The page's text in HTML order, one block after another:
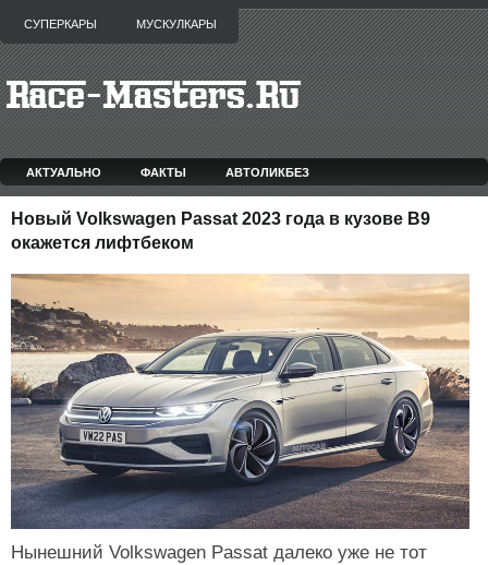
СУПЕРКАРЫ МУСКУЛКАРЫ
АКТУАЛЬНО ФАКТЫ АВТОЛИКБЕЗ
Новый Volkswagen Passat 2023 года в кузове B9
окажется лифтбеком
Нынешний Volkswagen Passat далеко уже не тот